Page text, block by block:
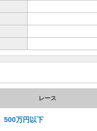
レース
500万円以下